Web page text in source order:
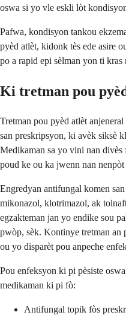
oswa si yo vle eskli lòt
Pafwa, kondisyon tankou
pyèd atlèt, kidonk tès ede asire
po a rapid epi sèlman yon ti
Ki tretman pou
Tretman pou pyèd atlèt
san preskripsyon, ki avèk siksè
Medikaman sa yo vini nan
poud ke ou ka jwenn nan nenpòt
Engredyan antifungal komen
mikonazol, klotrimazol, ak
egzakteman jan yo endike sou
pwòp, sèk. Kontinye tretman an
ou yo disparèt pou anpeche
Pou enfeksyon ki pi pèsiste
medikaman ki pi fò:
Antifungal topik fòs